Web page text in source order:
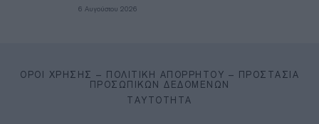
6 Αυγούστου 2026
ΌΡΟΙ ΧΡΉΣΗΣ – ΠΟΛΙΤΙΚΉ ΑΠΟΡΡΉΤΟΥ – ΠΡΟΣΤΑΣΊΑ
ΠΡΟΣΩΠΙΚΏΝ ΔΕΔΟΜΈΝΩΝ
ΤΑΥΤΌΤΗΤΑ